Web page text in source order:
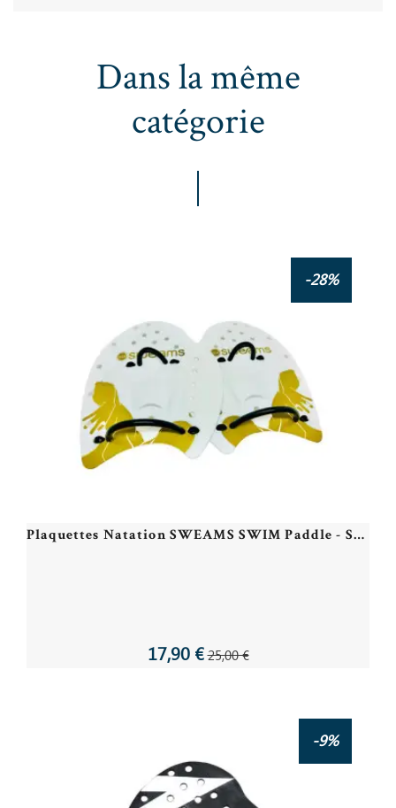
Dans la même
catégorie
-28%
Plaquettes Natation SWEAMS SWIM Paddle - Strong Swimmer White Gold
17,90 €25,00 €
-9%